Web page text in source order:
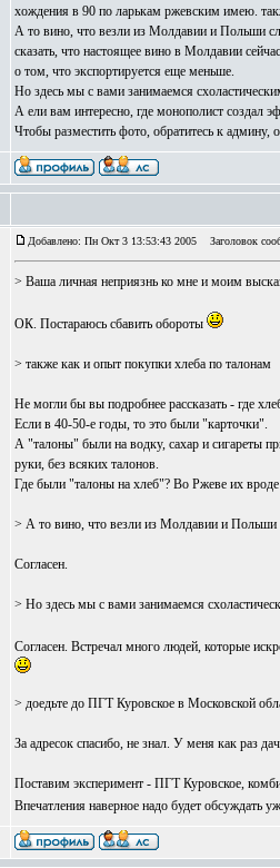
хождения в 90 по ларькам ржевским имею.
А то вино, что везли из Молдавии и Польши
сказать, что настоящее вино в Молдавии
о том, что экспортируется еще меньше.
Но здесь мы с вами занимаемся
А ели вам интересно, где монополист создал
Чтобы разместить фото, обратитесь к админу,
Добавлено: Пн Окт 3 13:53:43 2005 Заголовок
> Ваша личная неприязнь ко мне и моим
ОК. Постараюсь сбавить обороты
> также как и опыт покупки хлеба по талонам
Не могли бы вы подробнее рассказать - где
Если в 40-50-е годы, то это были "карточки".
А "талоны" были на водку, сахар и сигареты
руки, без всяких талонов.
Где были "талоны на хлеб"? Во Ржеве их
> А то вино, что везли из Молдавии и Польши
Согласен.
> Но здесь мы с вами занимаемся
Согласен. Встречал много людей, которые
> доедьте до ПГТ Куровское в Московской
За адресок спасибо, не знал. У меня как раз
Поставим эксперимент - ПГТ Куровское,
Впечатления наверное надо будет обсуждать